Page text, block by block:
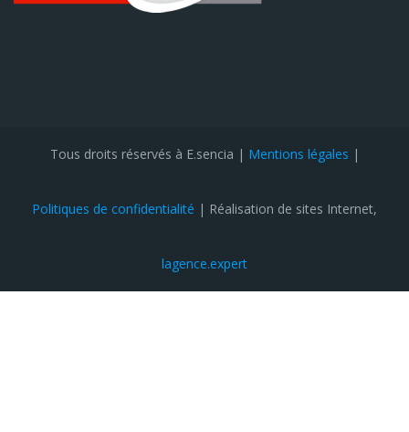
Tous droits réservés à E.sencia | Mentions légales |
Politiques de confidentialité | Réalisation de sites Internet,
lagence.expert